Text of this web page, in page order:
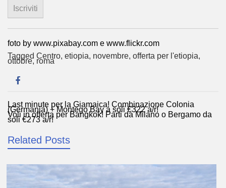
foto by www.pixabay.com e www.flickr.com
Tagged Centro, etiopia, novembre, offerta per l'etiopia,
ottobre, roma
Navigazione
articoli
Last minute per la Giamaica! Combinazione Colonia
(Germania) + Montego Bay a soli €322 a/r!
Voli in offerta per Bangkok! Parti da Milano o Bergamo da
soli €273 a/r!
Related Posts